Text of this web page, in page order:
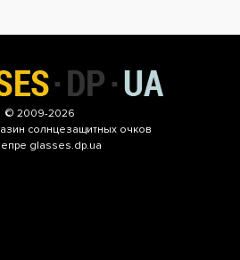
© 2009-2026
солнцезащитных очков
glasses.dp.ua